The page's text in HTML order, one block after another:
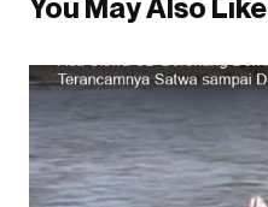
You May Also Like